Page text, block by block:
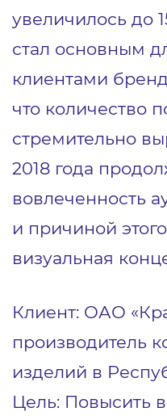
увеличилось до
стал основным
клиентами
что количество
стремительно
2018 года
вовлеченность
и причиной
визуальная
Клиент: ОАО
производитель
изделий в
Цель: Повысить